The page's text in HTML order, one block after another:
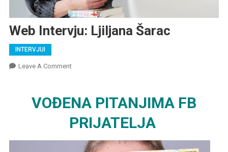
Web Intervju: Ljiljana Šarac
INTERVJUI
Leave A CommentOn
Ljiljana
VOĐENA PITANJIMA FB
PRIJATELJA